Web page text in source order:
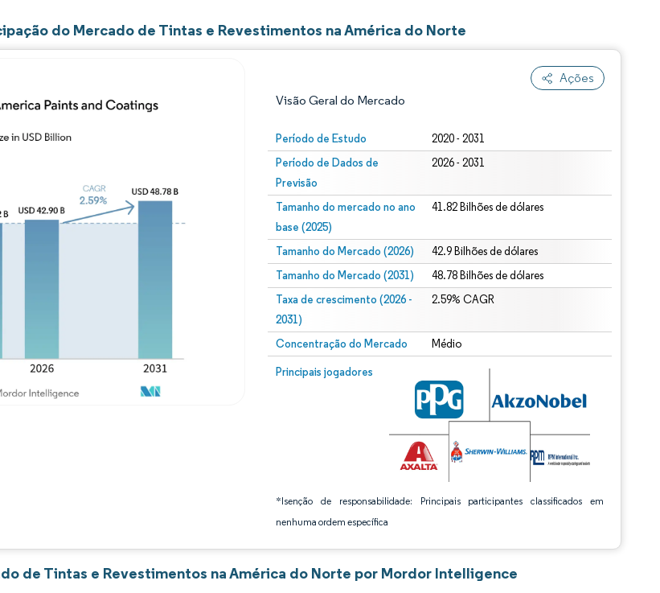
do Mercado de Tintas e Revestimentos na América do Norte
Ações
Visão Geral do Mercado
Período de Estudo 2020 - 2031
Período de Dados de
Previsão
2026 - 2031
Tamanho do mercado no ano
base (2025)
41.82 Bilhões de dólares
Tamanho do Mercado (2026) 42.9 Bilhões de dólares
Tamanho do Mercado (2031) 48.78 Bilhões de dólares
Taxa de crescimento (2026 -
2031)
2.59% CAGR
Concentração do Mercado Médio
Principais jogadores
*Isenção de responsabilidade: Principais participantes classificados em
nenhuma ordem específica
Imagem © Mordor Intelligence. O reuso requer atribuição conforme CC BY 4.0.
Imagem © Mordor Intelligence. O reuso requer atribuição conforme CC BY 4.0.
de Tintas e Revestimentos na América do Norte por Mordor Intelligence